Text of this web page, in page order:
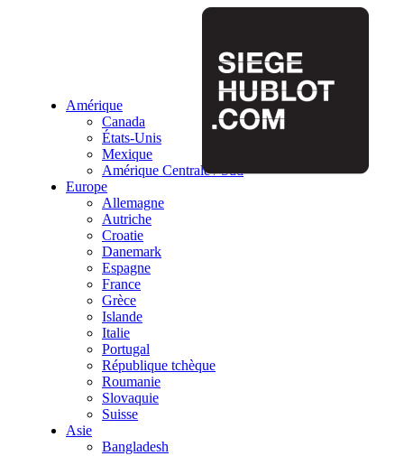
Amérique
Canada
États-Unis
Mexique
Amérique Centrale / Sud
Europe
Allemagne
Autriche
Croatie
Danemark
Espagne
France
Grèce
Islande
Italie
Portugal
République tchèque
Roumanie
Slovaquie
Suisse
Asie
Bangladesh